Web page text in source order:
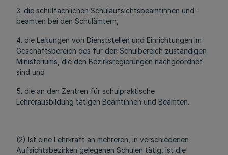
3. die schulfachlichen Schulaufsichtsbeamtinnen und -
beamten bei den Schulämtern,
4. die Leitungen von Dienststellen und Einrichtungen im
Geschäftsbereich des für den Schulbereich zuständigen
Ministeriums, die den Bezirksregierungen nachgeordnet
sind und
5. die an den Zentren für schulpraktische
Lehrerausbildung tätigen Beamtinnen und Beamten.
(2) Ist eine Lehrkraft an mehreren, in verschiedenen
Aufsichtsbezirken gelegenen Schulen tätig, ist die